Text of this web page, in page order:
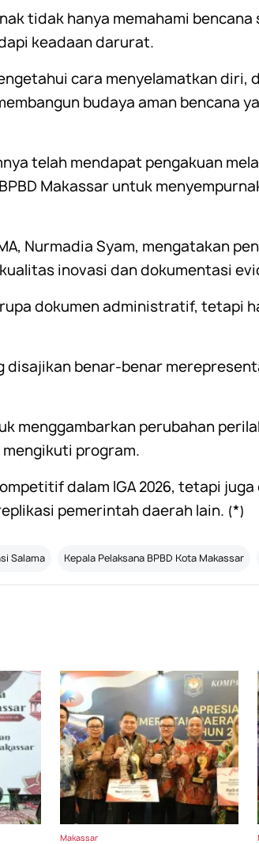
tidak hanya memahami
keadaan darurat.
cara menyelamatkan diri,
budaya aman bencana
telah mendapat pengakuan
Makassar untuk
Nurmadia Syam, mengatakan
inovasi dan dokumentasi
dokumen administratif, tetapi
disajikan benar-benar
menggambarkan perubahan
program.
dalam IGA 2026, tetapi
pemerintah daerah lain. (*)
Salama Kepala Pelaksana BPBD Kota Makassar
Makassar